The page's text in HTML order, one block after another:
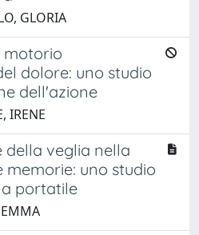
GLORIA
motorio
dolore: uno studio
dell'azione
IRENE
della veglia nella
uno studio
portatile